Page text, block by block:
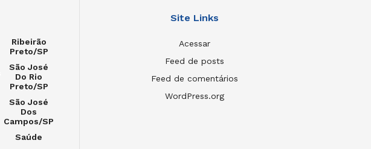
Ribeirão
Preto/SP
São José
Do Rio
Preto/SP
São José
Dos
Campos/SP
Saúde
Site Links
Acessar
Feed de posts
Feed de comentários
WordPress.org